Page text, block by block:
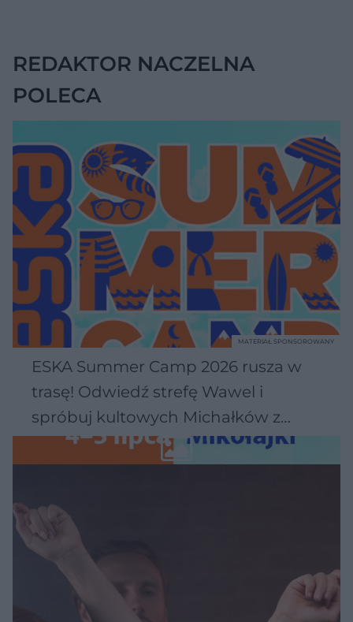
REDAKTOR NACZELNA
POLECA
ESKA Summer Camp 2026 rusza w
trasę! Odwiedź strefę Wawel i
spróbuj kultowych Michałków z
Wawelu
MATERIAŁ SPONSOROWANY